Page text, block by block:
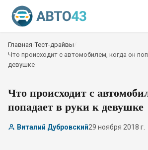
Главная /Тест-драйвы
Что происходит с автомобилем, когда он
девушке
Что происходит с
попадает в руки к девушке
Виталий Дубровский29 ноября 2018 г.